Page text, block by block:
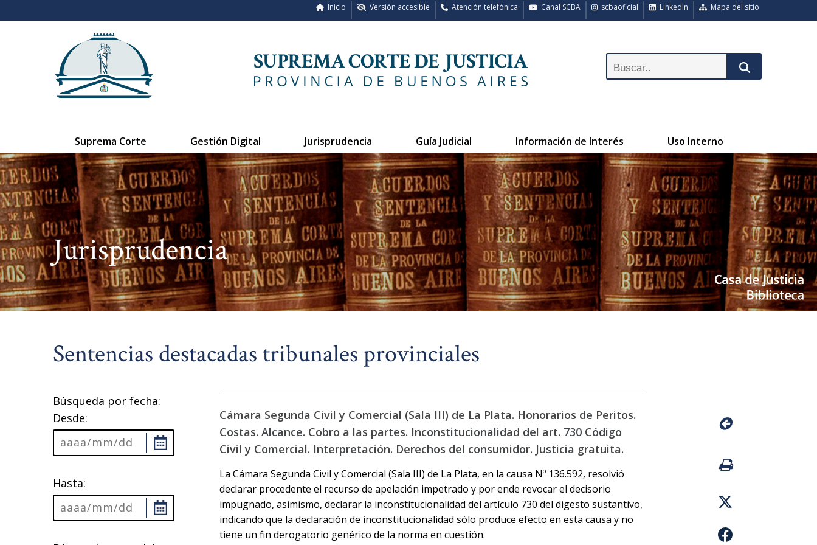
Mapa del sitio
LinkedIn
scbaoficial
Canal SCBA
Atención telefónica
Versión accesible
Inicio
Suprema Corte Gestión Digital Jurisprudencia Guía Judicial Información de Interés Uso Interno
Jurisprudencia
Sentencias destacadas tribunales provinciales
Búsqueda por fecha:
Desde:
Hasta:
Cámara Segunda Civil y Comercial (Sala III) de La Plata. Honorarios de Peritos.
Costas. Alcance. Cobro a las partes. Inconstitucionalidad del art. 730 Código
Civil y Comercial. Interpretación. Derechos del consumidor. Justicia gratuita.
La Cámara Segunda Civil y Comercial (Sala III) de La Plata, en la causa Nº 136.592, resolvió
declarar procedente el recurso de apelación impetrado y por ende revocar el decisorio
impugnado, asimismo, declarar la inconstitucionalidad del artículo 730 del digesto sustantivo,
indicando que la declaración de inconstitucionalidad sólo produce efecto en esta causa y no
tiene un fin derogatorio genérico de la norma en cuestión.